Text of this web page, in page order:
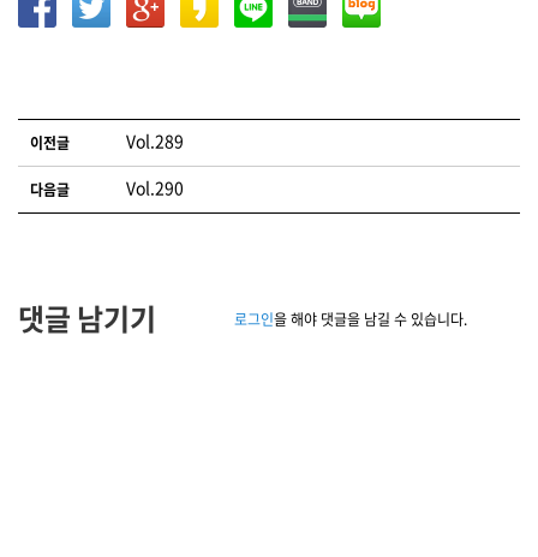
글 네비게이션
이전글 Vol.289
다음글 Vol.290
댓글 남기기 로그인을 해야 댓글을 남길 수 있습니다.